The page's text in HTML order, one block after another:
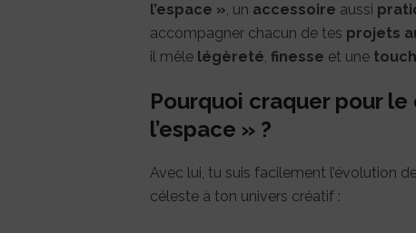
l’espace », un accessoire aussi
accompagner chacun de tes projets
il mêle légèreté, finesse et une
Pourquoi craquer pour
l’espace » ?
Avec lui, tu suis facilement l’évolution
céleste à ton univers créatif :